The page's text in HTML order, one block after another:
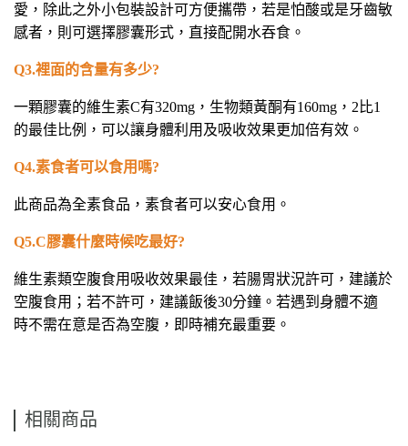
愛，除此之外小包裝設計可方便攜帶，若是怕酸或是牙齒敏
感者，則可選擇膠囊形式，直接配開水吞食。
Q3.裡面的含量有多少?
一顆膠囊的維生素C有320mg，生物類黃酮有160mg，2比1
的最佳比例，可以讓身體利用及吸收效果更加倍有效。
Q4.素食者可以食用嗎?
此商品為全素食品，素食者可以安心食用。
Q5.C膠囊什麼時候吃最好?
維生素類空腹食用吸收效果最佳，若腸胃狀況許可，建議於
空腹食用；若不許可，建議飯後30分鐘。若遇到身體不適
時不需在意是否為空腹，即時補充最重要。
相關商品